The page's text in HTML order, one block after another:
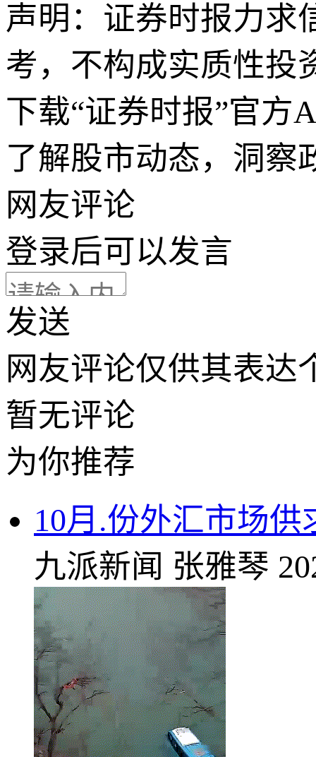
声明：证券时报力求
考，不构成实质性投
下载“证券时报”官方
了解股市动态，洞察
网友评论
登录后可以发言
发送
网友评论仅供其表达
暂无评论
为你推荐
10月.份外汇市场
九派新闻 张雅琴